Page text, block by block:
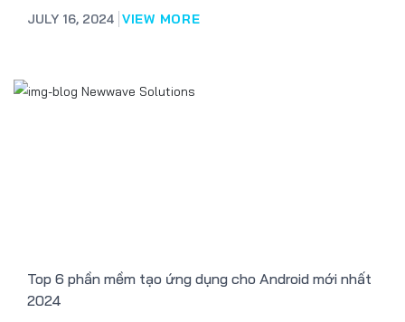
JULY 16, 2024 VIEW MORE
Top 6 phần mềm tạo ứng dụng cho Android mới nhất
2024